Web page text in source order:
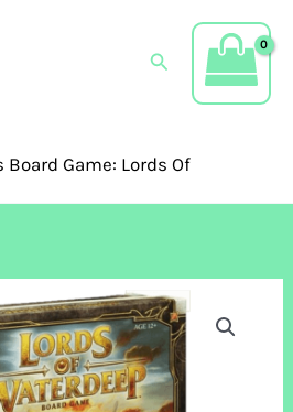
Search
Game: Lords Of